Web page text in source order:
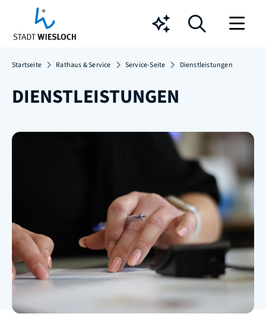
Chatbot
Startseite Rathaus & Service Service-Seite Dienstleistungen
DIENSTLEISTUNGEN